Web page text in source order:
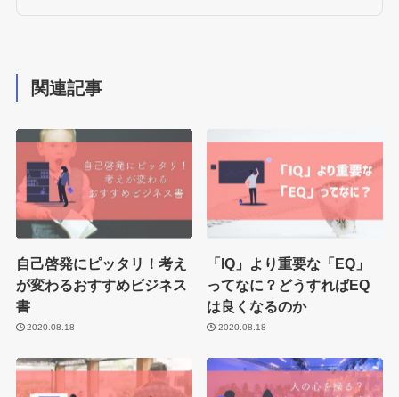
関連記事
自己啓発にピッタリ！考え
が変わるおすすめビジネス
書
2020.08.18
「IQ」より重要な「EQ」
ってなに？どうすればEQ
は良くなるのか
2020.08.18